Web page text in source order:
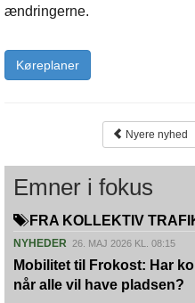
ændringerne.
Køreplaner
Nyere nyhed
Emner i fokus
FRA KOLLEKTIV
NYHEDER 26. MAJ 2026 KL. 08:15
Mobilitet til Frokost: Har
når alle vil have pladsen?